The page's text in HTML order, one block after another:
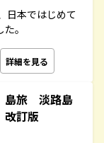
日本ではじめて
。
詳細を見る
島旅 淡路島
改訂版